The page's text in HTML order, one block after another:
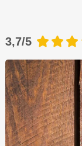
3,7/5